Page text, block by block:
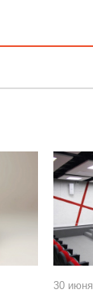
30 июня